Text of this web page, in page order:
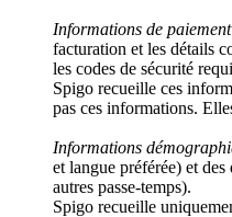
Informations de paiement
facturation et les détails
les codes de sécurité
Spigo recueille ces
pas ces informations.
Informations
et langue préférée) et
autres passe-temps).
Spigo recueille